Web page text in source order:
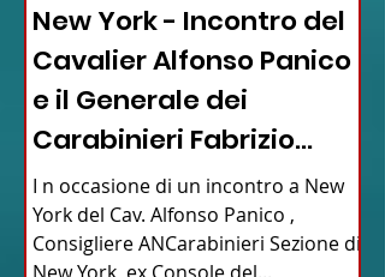
New York - Incontro del
Cavalier Alfonso Panico
e il Generale dei
Carabinieri Fabrizio
Parrulli
I n occasione di un incontro a New
York del Cav. Alfonso Panico ,
Consigliere ANCarabinieri Sezione di